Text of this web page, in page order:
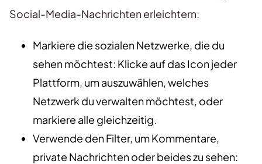
Social-Media-Nachrichten erleichtern:
Markiere die sozialen Netzwerke, die du
sehen möchtest: Klicke auf das Icon jeder
Plattform, um auszuwählen, welches
Netzwerk du verwalten möchtest, oder
markiere alle gleichzeitig.
Verwende den Filter, um Kommentare,
private Nachrichten oder beides zu sehen: